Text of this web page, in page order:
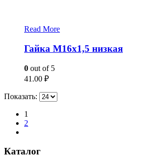
Read More
Гайка М16х1,5 низкая
0 out of 5
41.00 ₽
Показать:
1
2
Каталог